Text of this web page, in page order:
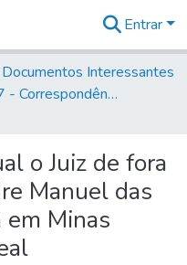
Entrar
Documentos Interessantes
Volume 17 - Correspondência do Vice-Rei, de Martim Lopes Lobo e outros (1775- 9)
o Juiz de fora
Manuel das
em Minas